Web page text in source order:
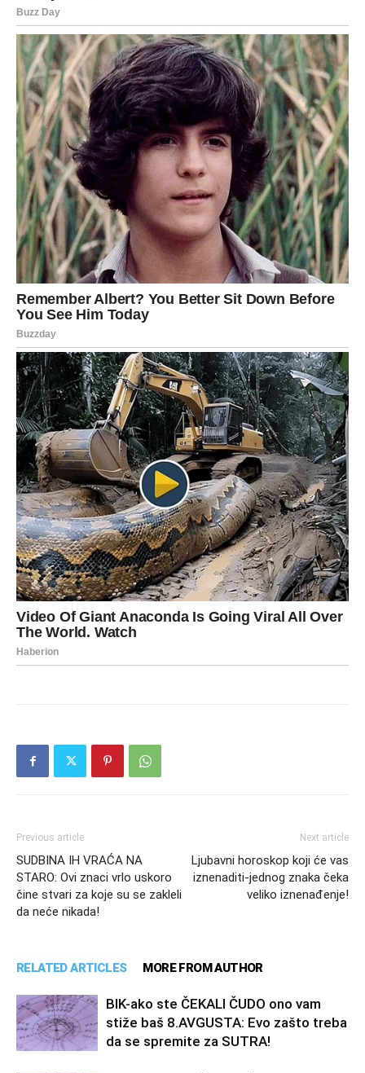
Previous article
SUDBINA IH VRAĆA NA
STARO: Ovi znaci vrlo uskoro
čine stvari za koje su se zakleli
da neće nikada!
Next article
Ljubavni horoskop koji će vas
iznenaditi-jednog znaka čeka
veliko iznenađenje!
RELATED ARTICLES MORE FROM AUTHOR
BIK-ako ste ČEKALI ČUDO ono vam
stiže baš 8.AVGUSTA: Evo zašto treba
da se spremite za SUTRA!